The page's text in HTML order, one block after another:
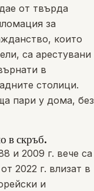
от твърда
за
които
са арестувани
в
столици.
пари у дома, без
в скръб.
и 2009 г. вече са
2022 г. влизат в
и